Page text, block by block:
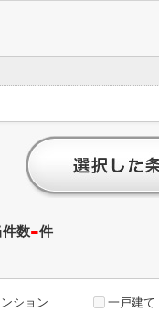
件数-件
ション 一戸建て